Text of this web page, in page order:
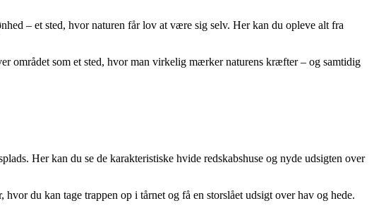
– et sted, hvor naturen får lov at være sig selv. Her kan du opleve alt fra
området som et sted, hvor man virkelig mærker naturens kræfter – og samtidig
Her kan du se de karakteristiske hvide redskabshuse og nyde udsigten over
du kan tage trappen op i tårnet og få en storslået udsigt over hav og hede.